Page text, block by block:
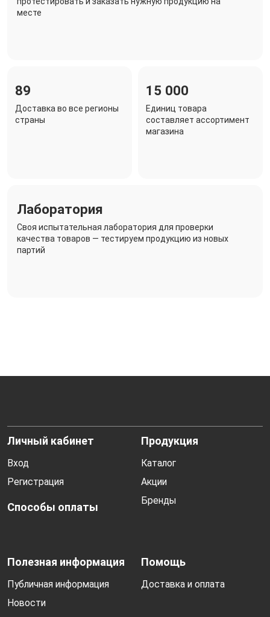
месте
89
Доставка во все регионы
страны
15 000
Единиц товара
составляет ассортимент
магазина
Лаборатория
Своя испытательная лаборатория для проверки
качества товаров — тестируем продукцию из новых
партий
Личный кабинет
Вход
Регистрация
Способы оплаты
Продукция
Каталог
Акции
Бренды
Полезная информация
Публичная информация
Новости
Помощь
Доставка и оплата